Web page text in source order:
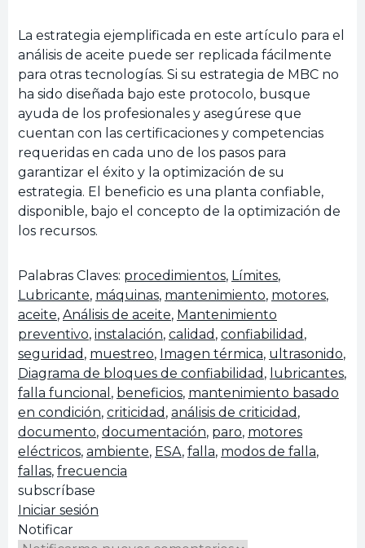
La estrategia ejemplificada en este artículo para el
análisis de aceite puede ser replicada fácilmente
para otras tecnologías. Si su estrategia de MBC no
ha sido diseñada bajo este protocolo, busque
ayuda de los profesionales y asegúrese que
cuentan con las certificaciones y competencias
requeridas en cada uno de los pasos para
garantizar el éxito y la optimización de su
estrategia. El beneficio es una planta confiable,
disponible, bajo el concepto de la optimización de
los recursos.
Palabras Claves: procedimientos, Límites,
Lubricante, máquinas, mantenimiento, motores,
aceite, Análisis de aceite, Mantenimiento
preventivo, instalación, calidad , confiabilidad ,
seguridad , muestreo, Imagen térmica, ultrasonido,
Diagrama de bloques de confiabilidad , lubricantes,
falla funcional , beneficios, mantenimiento basado
en condición, criticidad , análisis de criticidad ,
documento, documentación, paro, motores
eléctricos, ambiente, ESA, falla, modos de falla,
fallas, frecuencia
subscríbase
Iniciar sesión
Notificar